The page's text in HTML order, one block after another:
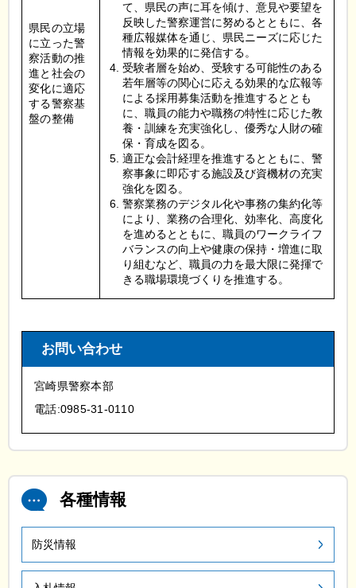
県民の立場
に立った警
察活動の推
進と社会の
変化に適応
する警察基
盤の整備
て、県民の声に耳を傾け、意見や要望を
反映した警察運営に努めるとともに、各
種広報媒体を通じ、県民ニーズに応じた
情報を効果的に発信する。
受験者層を始め、受験する可能性のある
若年層等の関心に応える効果的な広報等
による採用募集活動を推進するととも
に、職員の能力や職務の特性に応じた教
養・訓練を充実強化し、優秀な人財の確
保・育成を図る。
適正な会計経理を推進するとともに、警
察事象に即応する施設及び資機材の充実
強化を図る。
警察業務のデジタル化や事務の集約化等
により、業務の合理化、効率化、高度化
を進めるとともに、職員のワークライフ
バランスの向上や健康の保持・増進に取
り組むなど、職員の力を最大限に発揮で
きる職場環境づくりを推進する。
お問い合わせ
宮崎県警察本部
電話:0985-31-0110
各種情報
防災情報